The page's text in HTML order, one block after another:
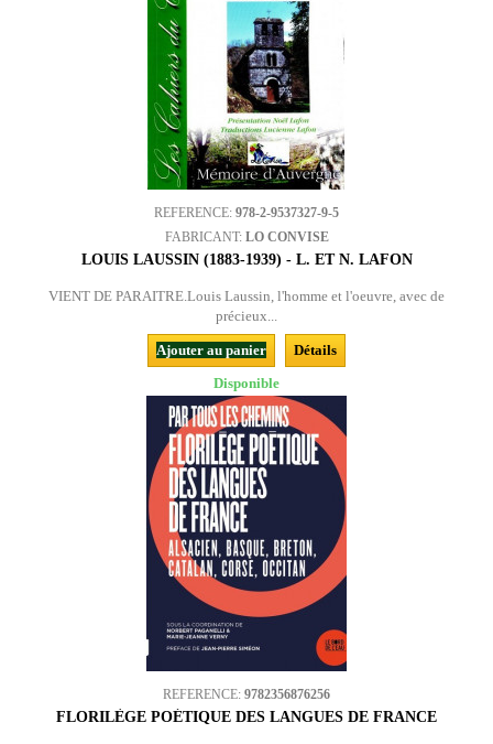
REFERENCE: 978-2-9537327-9-5
FABRICANT: LO CONVISE
LOUIS LAUSSIN (1883-1939) - L. ET N. LAFON
VIENT DE PARAITRE.Louis Laussin, l'homme et l'oeuvre, avec de
précieux...
Ajouter au panier
Détails
Disponible
REFERENCE: 9782356876256
FLORILÈGE POÉTIQUE DES LANGUES DE FRANCE